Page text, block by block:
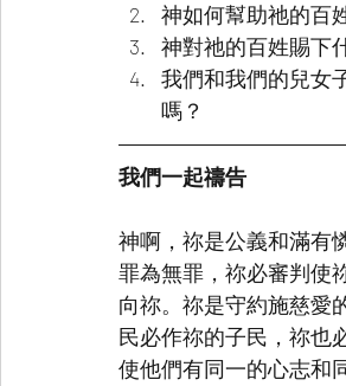
神如何幫助祂的百
神對祂的百姓賜下
我們和我們的兒女
嗎？
我們一起禱告
神啊，祢是公義和滿有
罪為無罪，祢必審判使
向祢。祢是守約施慈愛
民必作祢的子民，祢也
使他們有同一的心志和